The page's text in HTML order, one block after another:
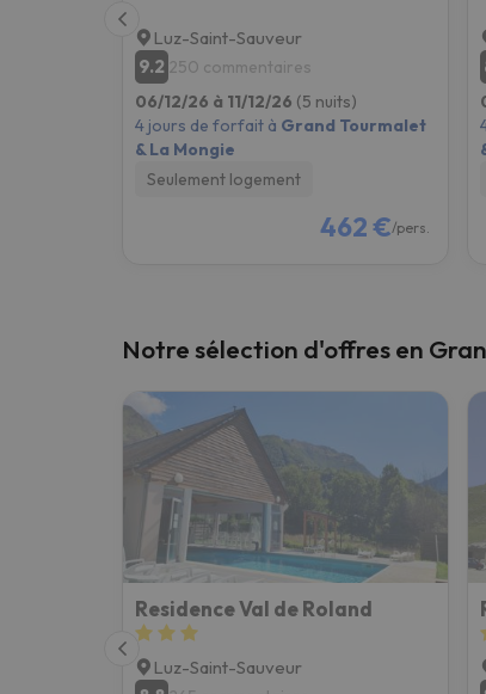
Luz-Saint-Sauveur
9.2 250 commentaires
06/12/26 à 11/12/26 (5 nuits)
4 jours de forfait à Grand Tourmalet
& La Mongie
Seulement logement
462 €/pers.
Notre sélection d'offres en
Residence Val de Roland
Luz-Saint-Sauveur